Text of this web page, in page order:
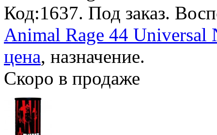
Код:1637. Под заказ.
Animal Rage 44
цена, назначение.
Скоро в продаже